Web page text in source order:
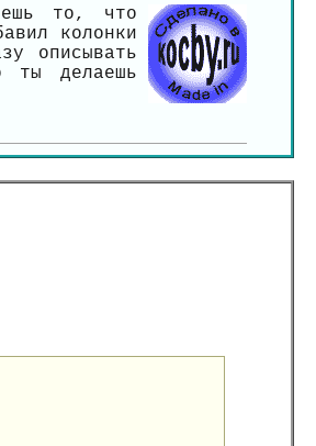
то, что
колонки
описывать
ты делаешь